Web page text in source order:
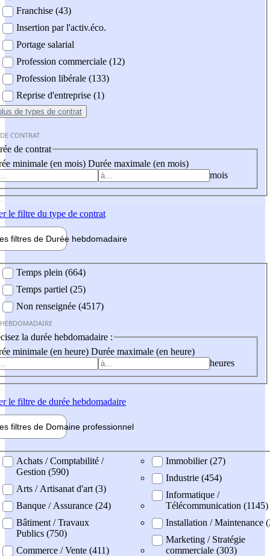
Franchise (43)
Insertion par l'activ.éco.
Portage salarial
Profession commerciale (12)
Profession libérale (133)
Reprise d'entreprise (1)
de types de contrat
CONTRAT
de contrat
minimale (en mois) Durée maximale (en mois)
mois
le filtre du type de contrat
filtres de Durée hebdomadaire
Temps plein (664)
Temps partiel (25)
Non renseignée (4517)
la durée hebdomadaire :
minimale (en heure) Durée maximale (en heure)
heures
le filtre de durée hebdomadaire
filtres de Domaine professionnel
professionel
Achats / Comptabilité /
Gestion (590)
Arts / Artisanat d'art (3)
Banque / Assurance (24)
Bâtiment / Travaux
Publics (750)
Commerce / Vente (411)
Immobilier (27)
Industrie (454)
Informatique /
Télécommunication (1145)
Installation / Maintenance
Marketing / Stratégie
commerciale (303)